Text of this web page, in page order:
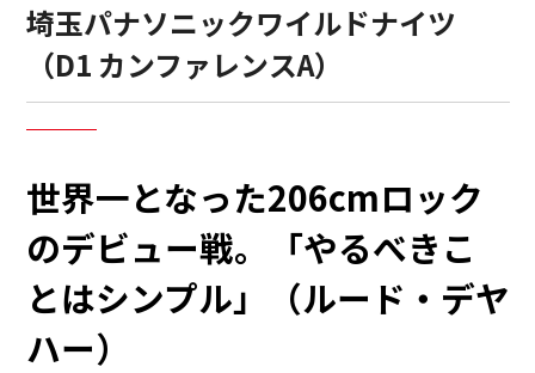
埼玉パナソニックワイルドナイツ
（D1 カンファレンスA）
世界一となった206cmロック
のデビュー戦。「やるべきこ
とはシンプル」（ルード・デヤ
ハー）